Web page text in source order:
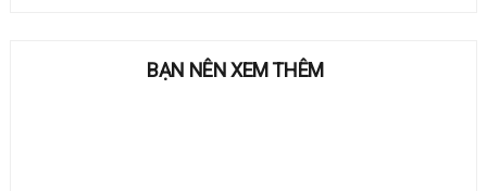
BẠN NÊN XEM THÊM